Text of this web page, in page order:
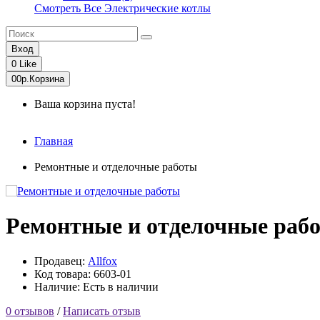
Смотреть Все Электрические котлы
Вход
0 Like
00р. Корзина
Ваша корзина пуста!
Главная
Ремонтные и отделочные работы
Ремонтные и отделочные
Продавец: Allfox
Код товара: 6603-01
Наличие: Есть в наличии
0 отзывов /Написать отзыв